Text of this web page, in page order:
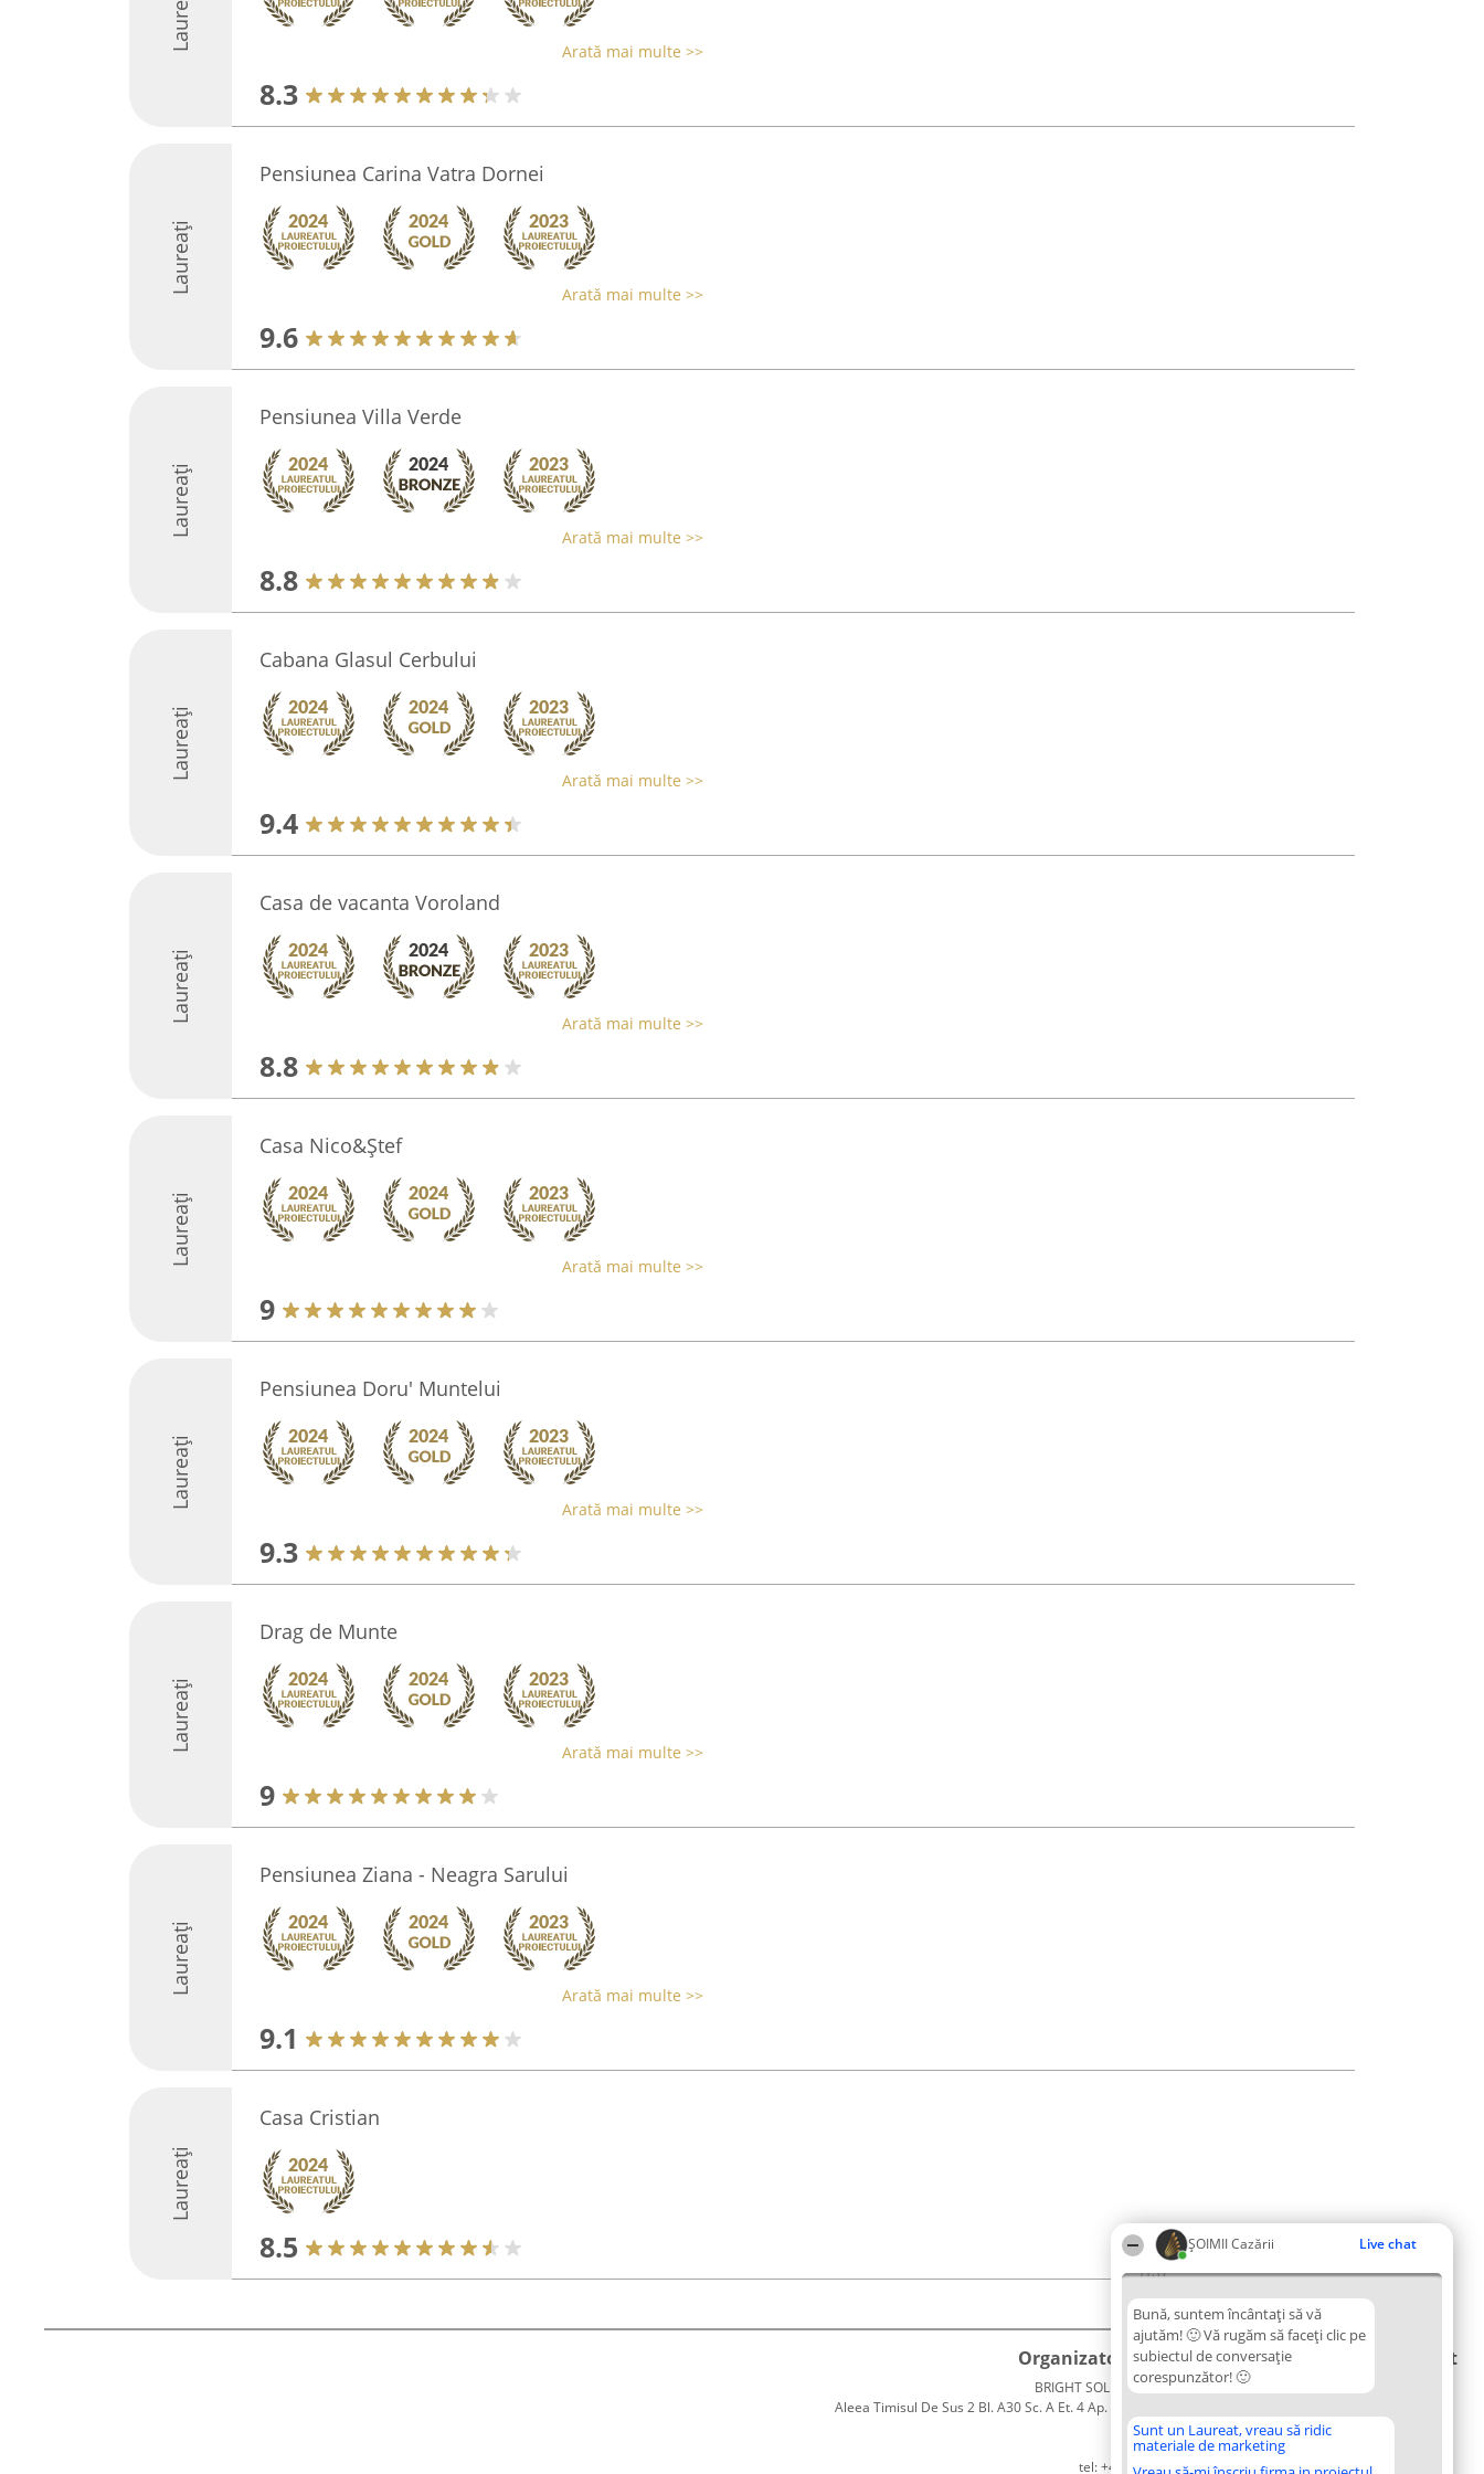
ȘOIMII Cazării Live chat
11:17
Bună, suntem încântați să vă
ajutăm! 🙂 Vă rugăm să faceți clic pe
subiectul de conversație
corespunzător! 🙂
Sunt un Laureat, vreau să ridic
materiale de marketing
Arată mai multe >>
8.3
Laureați
Pensiunea Carina Vatra Dornei
Arată mai multe >>
9.6
Laureați
Pensiunea Villa Verde
Arată mai multe >>
8.8
Laureați
Cabana Glasul Cerbului
Arată mai multe >>
9.4
Laureați
Casa de vacanta Voroland
Arată mai multe >>
8.8
Laureați
Casa Nico&Ştef
Arată mai multe >>
9
Laureați
Pensiunea Doru' Muntelui
Arată mai multe >>
9.3
Laureați
Drag de Munte
Arată mai multe >>
9
Laureați
Pensiunea Ziana - Neagra Sarului
Arată mai multe >>
9.1
Laureați
Casa Cristian
8.5
Organizator Ranking
BRIGHT SOLUTIONS BR SRL
Aleea Timisul De Sus 2 Bl. A30 Sc. A Et. 4 Ap. 13 Cod 061952
București
CUI 36737675
tel: +40 770 990 492
Plebiscyt
Tuturor
Laureaților
Reguli
Contact